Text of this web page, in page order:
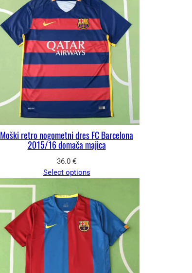
Moški retro nogometni dres FC Barcelona
2015/16 domača majica
36.0 €
Select options